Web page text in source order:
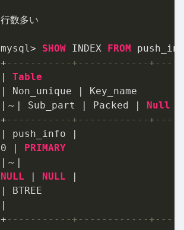
行数多い
mysql> SHOW INDEX
FROM
+ -----------+------------
Table
Non_unique
～ Sub_part Packed Null
+ -----------+------------
push_info
0
PRIMARY
～
NULL
NULL
+ -----------+------------